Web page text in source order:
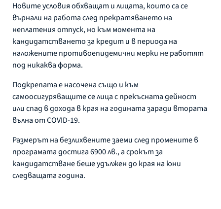
Новите условия обхващат и лицата, които са се
върнали на работа след прекратяването на
неплатения отпуск, но към момента на
кандидатстването за кредит и в периода на
наложените противоепидемични мерки не работят
под никаква форма.
Подкрепата е насочена също и към
самоосигуряващите се лица с прекъсната дейност
или спад в дохода в края на годината заради втората
вълна от COVID-19.
Размерът на безлихвените заеми след промените в
програмата достига 6900 лв., а срокът за
кандидатстване беше удължен до края на юни
следващата година.